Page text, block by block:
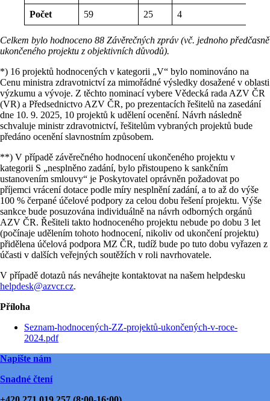
Počet 59 25 4
Celkem bylo hodnoceno 88 Závěrečných zpráv (vč. jednoho předčasně
ukončeného projektu z objektivních důvodů).
*) 16 projektů hodnocených v kategorii „V“ bylo nominováno na
Cenu ministra zdravotnictví za mimořádné výsledky dosažené v oblasti
výzkumu a vývoje. Z těchto nominací vybere Vědecká rada AZV ČR
(VR) a Předsednictvo AZV ČR, po prezentacích řešitelů na zasedání
dne 10. 9. 2025, 10 projektů k udělení ocenění. Návrh následně
schvaluje ministr zdravotnictví, řešitelům vybraných projektů bude
předáno ocenění slavnostním způsobem.
**) V případě závěrečného hodnocení ukončeného projektu v
kategorii S „nesplněno zadání, bylo přistoupeno k sankčním
ustanovením smlouvy“ je Poskytovatel oprávněn požadovat po
příjemci vrácení dotace podle míry nesplnění zadání, a to až do výše
100 % čerpané účelové podpory za celou dobu řešení projektu. Výše
sankce bude posuzována individuálně na návrh odborných orgánů
AZV ČR. Řešiteli takto hodnoceného projektu nebude po dobu 3 let
(počínaje udělením tohoto hodnocení, nikoliv od ukončení projektu)
přidělena účelová podpora MZ ČR, tudíž bude po tuto dobu vyřazen z
účasti v dalších veřejných soutěžích v roli navrhovatele.
V případě dotazů nás neváhejte kontaktovat na našem helpdesku
helpdesk@azvcr.cz.
Příloha
Seznam-hodnocených-ZZ-projektů-ukončených-v-roce-
2024.pdf
Napište nám
Snadné čtení